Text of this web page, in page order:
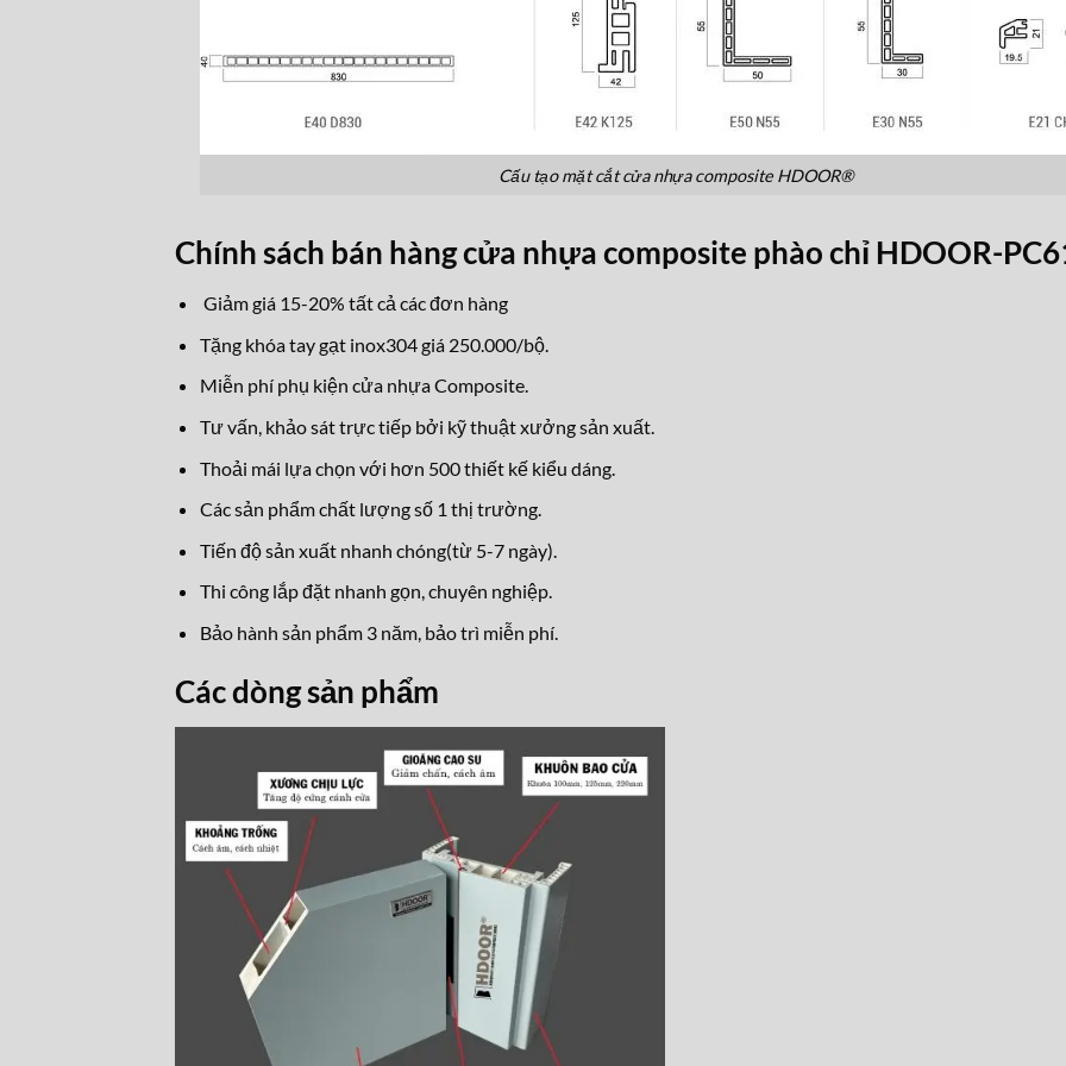
Cấu tạo mặt cắt cửa nhựa composite HDOOR®
Chính sách bán hàng cửa nhựa composite phào chỉ HDOOR-
Giảm giá 15-20% tất cả các đơn hàng
Tặng khóa tay gạt inox304 giá 250.000/bộ.
Miễn phí phụ kiện cửa nhựa Composite.
Tư vấn, khảo sát trực tiếp bởi kỹ thuật xưởng sản xuất.
Thoải mái lựa chọn với hơn 500 thiết kế kiểu dáng.
Các sản phẩm chất lượng số 1 thị trường.
Tiến độ sản xuất nhanh chóng(từ 5-7 ngày).
Thi công lắp đặt nhanh gọn, chuyên nghiệp.
Bảo hành sản phẩm 3 năm, bảo trì miễn phí.
Các dòng sản phẩm